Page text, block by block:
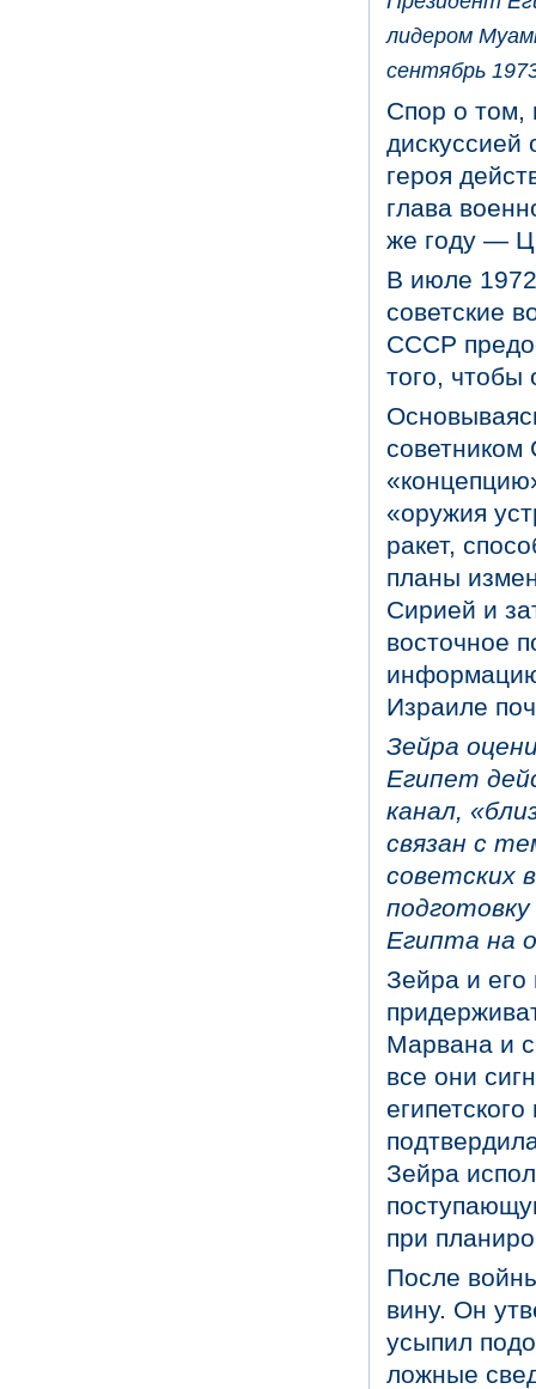
лидером
сентябрь
Спор о том,
дискуссией
героя
глава
же году —
В июле
советские
СССР
того, чтобы
«оружия
ракет,
планы
Сирией и
восточное
Израиле
Зейра
Египет
канал,
связан с
советских
Египта на
Зейра и
Марвана и
все они
Зейра
при
После
вину. Он
усыпил
ложные